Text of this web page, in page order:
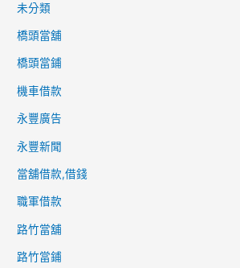
未分類
橋頭當舖
橋頭當鋪
機車借款
永豐廣告
永豐新聞
當舖借款,借錢
職軍借款
路竹當舖
路竹當鋪